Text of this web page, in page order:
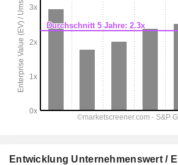
Entwicklung Unternehmenswert /